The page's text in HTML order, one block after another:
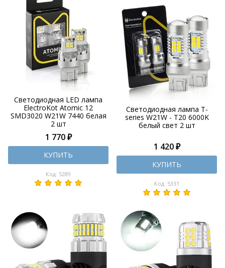
Светодиодная LED лампа
ElectroKot Atomic 12
SMD3020 W21W 7440 белая
2 шт
1 770 ₽
КУПИТЬ
Код: 5289
Светодиодная лампа T-
series W21W - T20 6000K
белый свет 2 шт
1 420 ₽
КУПИТЬ
Код: 5331